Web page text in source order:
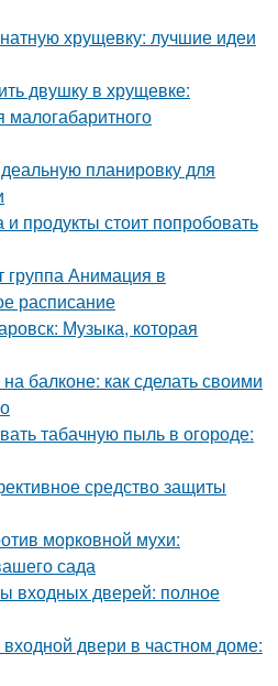
хрущевку: лучшие идеи
двушку в хрущевке:
планировку для
продукты стоит попробовать
группа Анимация в
расписание
Музыка, которая
балконе: как сделать своими
табачную пыль в огороде:
средство защиты
морковной мухи:
сада
входных дверей: полное
двери в частном доме: